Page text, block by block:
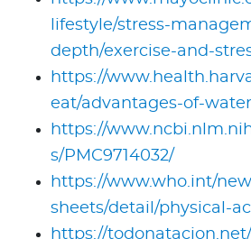
lifestyle/stress-
depth/exercise-and-
https://
eat/advantages-of-
https://
s/PMC9714032/
https://www.who.int/
sheets/detail/physical-
https://